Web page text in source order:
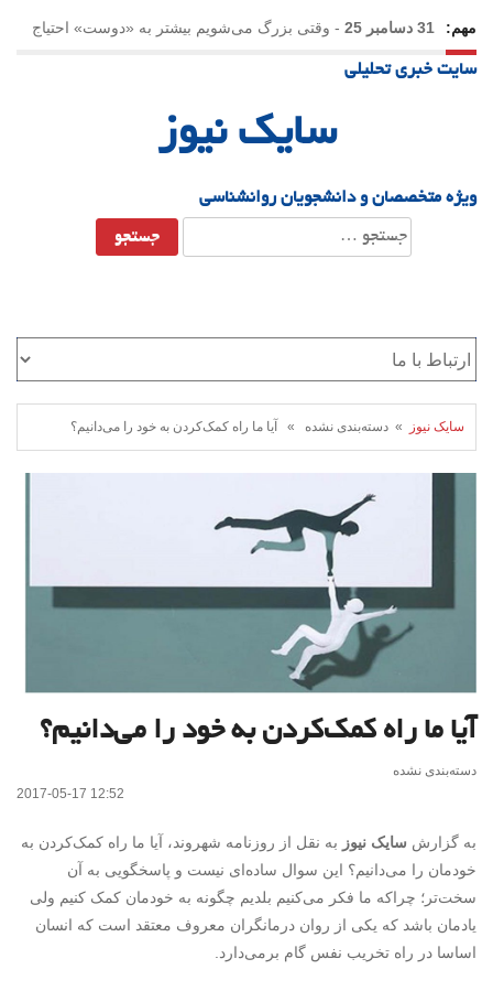
مهم: 31 دسامبر 25 - وقتی بزرگ می‌شویم بیشتر به «دوست» احتیاج
داریم؟
سایت خبری تحلیلی
سایک نیوز
ویژه متخصصان و دانشجویان روانشناسی
جستجو
برای:
سایک نیوز » دسته‌بندی نشده » آیا ما راه کمک‌کردن به خود را می‌دانیم؟
آیا ما راه کمک‌کردن به خود را می‌دانیم؟
دسته‌بندی نشده
2017-05-17 12:52
به گزارش سایک نیوز به نقل از روزنامه شهروند، آیا ما راه کمک‌کردن به
خودمان را می‌دانیم؟ این سوال ساده‌ای نیست و پاسخگویی به آن
سخت‌تر؛ چراکه ما فکر می‌کنیم بلدیم چگونه به خودمان کمک کنیم ولی
یادمان باشد که یکی از روان درمانگران معروف معتقد است که انسان
اساسا در راه تخریب نفس گام برمی‌دارد.